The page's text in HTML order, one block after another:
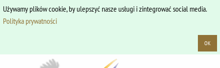
Używamy plików cookie, by ulepszyć nasze usługi i zintegrować social media.
Polityka prywatności
OK